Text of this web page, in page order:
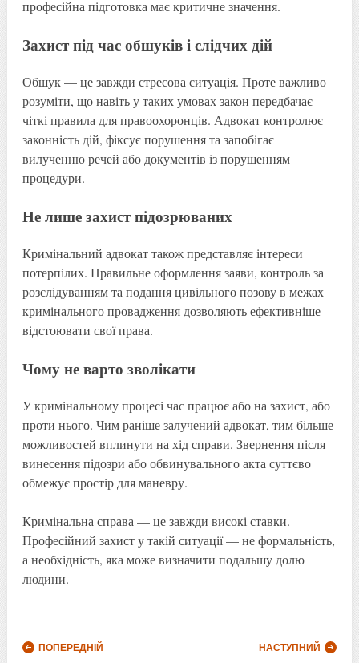
професійна підготовка має критичне значення.
Захист під час обшуків і слідчих дій
Обшук — це завжди стресова ситуація. Проте важливо
розуміти, що навіть у таких умовах закон передбачає
чіткі правила для правоохоронців. Адвокат контролює
законність дій, фіксує порушення та запобігає
вилученню речей або документів із порушенням
процедури.
Не лише захист підозрюваних
Кримінальний адвокат також представляє інтереси
потерпілих. Правильне оформлення заяви, контроль за
розслідуванням та подання цивільного позову в межах
кримінального провадження дозволяють ефективніше
відстоювати свої права.
Чому не варто зволікати
У кримінальному процесі час працює або на захист, або
проти нього. Чим раніше залучений адвокат, тим більше
можливостей вплинути на хід справи. Звернення після
винесення підозри або обвинувального акта суттєво
обмежує простір для маневру.
Кримінальна справа — це завжди високі ставки.
Професійний захист у такій ситуації — не формальність,
а необхідність, яка може визначити подальшу долю
людини.
Post navigation
ПОПЕРЕДНІЙ НАСТУПНИЙ